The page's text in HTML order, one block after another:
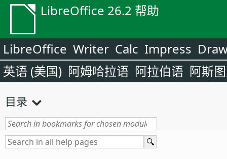
LibreOffice 26.2 帮助
LibreOffice Writer Calc Impress
英语 (美国) 阿姆哈拉语 阿拉伯语 阿斯
目录